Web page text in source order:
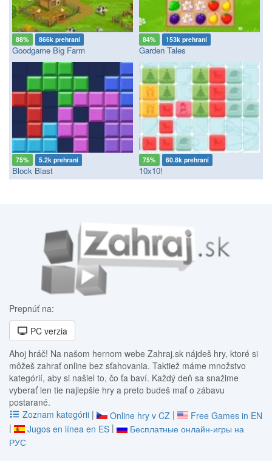
88% 866k prehraní
Goodgame Big Farm
84% 153k prehraní
Garden Tales
75% 5.2k prehraní
Block Blast
75% 60.8k prehraní
10x10!
Prepnúť na:
PC verzia
Ahoj hráč! Na našom hernom webe Zahraj.sk nájdeš hry, ktoré si
môžeš zahrať online bez sťahovania. Taktiež máme množstvo
kategórií, aby si našiel to, čo ťa baví. Každý deň sa snažime
vyberať len tie najlepšie hry a preto budeš mať o zábavu
postarané.
Zoznam kategórii | Online hry v CZ |
Free Games in EN
|
Jugos en línea en ES |
Бесплатные онлайн-игры на
РУС